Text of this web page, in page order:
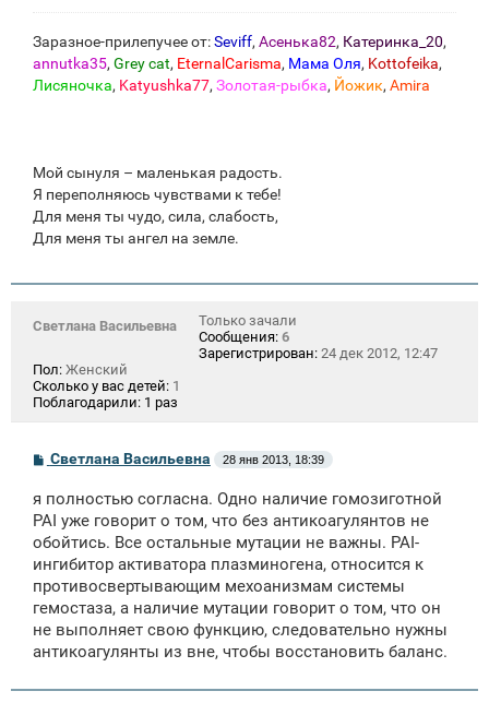
Заразное-прилепучее от:Seviff, Асенька82, Катеринка_20,
annutka35, Grey cat, EternalCarisma, Мама Оля, Kottofeika,
Лисяночка, Katyushka77, Золотая-рыбка, Йожик, Amira
Мой сынуля – маленькая радость.
Я переполняюсь чувствами к тебе!
Для меня ты чудо, сила, слабость,
Для меня ты ангел на земле.
Светлана Васильевна
Только зачали
Сообщения: 6
Зарегистрирован: 24 дек 2012, 12:47
Пол: Женский
Сколько у вас детей: 1
Поблагодарили: 1 раз
С
б
щ
е
н
и
Светлана Васильевна 28 янв 2013, 18:39
я полностью согласна. Одно наличие гомозиготной
PAI уже говорит о том, что без антикоагулянтов не
обойтись. Все остальные мутации не важны. PAI-
ингибитор активатора плазминогена, относится к
противосвертывающим мехоанизмам системы
гемостаза, а наличие мутации говорит о том, что он
не выполняет свою функцию, следовательно нужны
антикоагулянты из вне, чтобы восстановить баланс.